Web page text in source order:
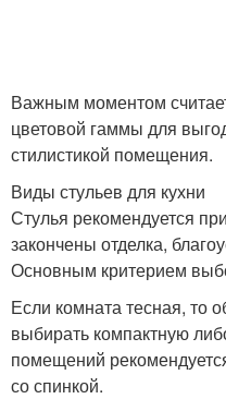
Важным моментом
цветовой гаммы для
стилистикой помещения.
Виды стульев для кухни
Стулья рекомендуется
закончены отделка,
Основным критерием
Если комната тесная, то
выбирать компактную
помещений
со спинкой.